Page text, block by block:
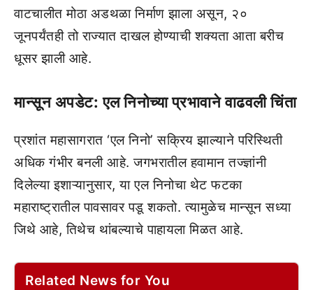
वाटचालीत मोठा अडथळा निर्माण झाला असून, २०
जूनपर्यंतही तो राज्यात दाखल होण्याची शक्यता आता बरीच
धूसर झाली आहे.
मान्सून अपडेट: एल निनोच्या प्रभावाने वाढवली चिंता
प्रशांत महासागरात ‘एल निनो’ सक्रिय झाल्याने परिस्थिती
अधिक गंभीर बनली आहे. जगभरातील हवामान तज्ज्ञांनी
दिलेल्या इशाऱ्यानुसार, या एल निनोचा थेट फटका
महाराष्ट्रातील पावसावर पडू शकतो. त्यामुळेच मान्सून सध्या
जिथे आहे, तिथेच थांबल्याचे पाहायला मिळत आहे.
Related News for You